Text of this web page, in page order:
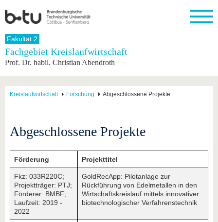
Startseite
Universität
Struktur
Engagement
Partnerschaften
Strukturwandel
Forschung
Forschung
Wissenschaftlicher
Studium
Vor dem
Studium
International
Profil
BTU
BTU ins
Ausland
Für
internationale
Studierende
Wissenschaftliche
Fachkräfte
BTU
Innovative
Transferprojekte
Lernen
Sie uns
Werte
Region
Fakultät 2
Fachgebiet Kreislaufwirtschaft
Prof. Dr. habil. Christian Abendroth
Kreislaufwirtschaft Forschung Abgeschlossene Projekte
Abgeschlossene Projekte
Förderung Projekttitel
Fkz: 033R220C;
Projektträger: PTJ;
Förderer: BMBF;
Laufzeit: 2019 -
2022
GoldRecApp: Pilotanlage zur
Rückführung von Edelmetallen in den
Wirtschaftskreislauf mittels innovativer
biotechnologischer Verfahrenstechnik